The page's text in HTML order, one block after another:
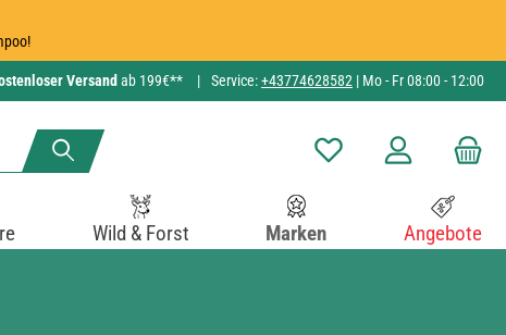
Versand ab 199€** | Service:+43774628582 | Mo - Fr 08:00 - 12:00
Du hast 0 Produkte auf
Wild & Forst Marken Angebote